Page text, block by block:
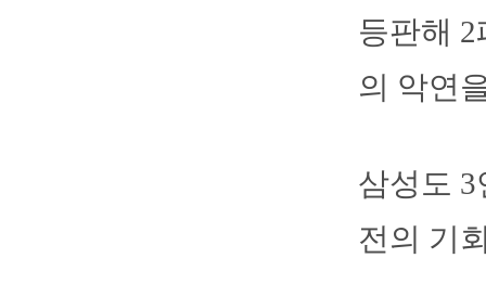
등판해
의 악연
삼성도
전의 기